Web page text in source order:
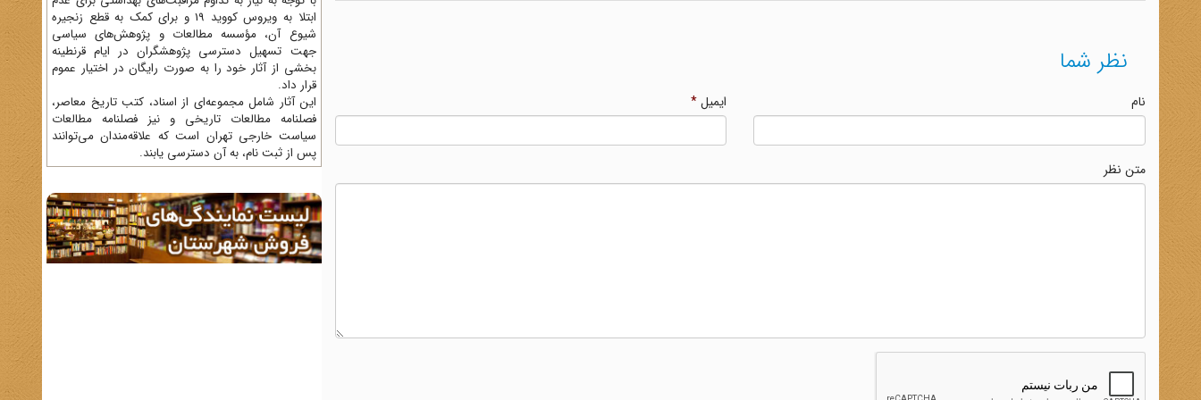
نظر شما
نام ایمیل*
متن نظر
ابتلا به ویروس کووید 19 و برای کمک به قطع زنجیره
شیوع آن، مؤسسه مطالعات و پژوهش‌های سیاسی
جهت تسهیل دسترسی پژوهشگران در ایام قرنطینه
بخشی از آثار خود را به صورت رایگان در اختیار عموم
قرار داد.
این آثار شامل مجموعه‌ای از اسناد، کتب تاریخ معاصر،
فصلنامه‌ مطالعات تاریخی و نیز فصلنامه مطالعات
سیاست خارجی تهران است که علاقه‌مندان می‌توانند
پس از ثبت نام، به آن دسترسی یابند.